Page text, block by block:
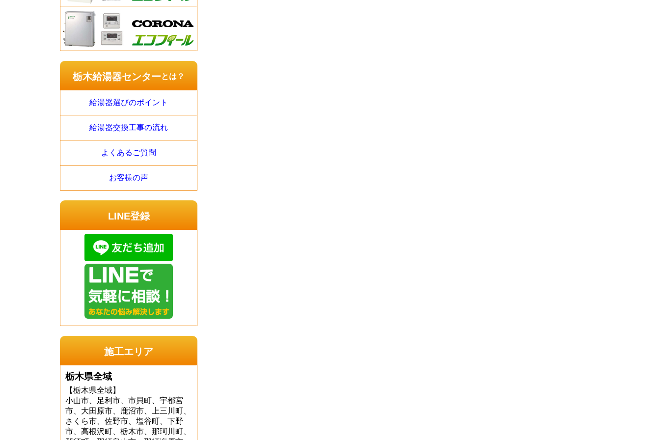
栃木給湯器センターとは？
給湯器選びのポイント
給湯器交換工事の流れ
よくあるご質問
お客様の声
LINE登録
施工エリア
栃木県全域
【栃木県全域】
小山市、足利市、市貝町、宇都宮
市、大田原市、鹿沼市、上三川町、
さくら市、佐野市、塩谷町、下野
市、高根沢町、栃木市、那珂川町、